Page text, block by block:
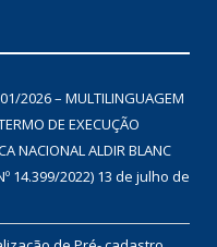
2026 – MULTILINGUAGEM
DE EXECUÇÃO
NACIONAL ALDIR BLANC
14.399/2022) 13 de julho de